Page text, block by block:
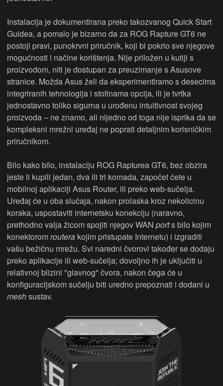
Instalacija je dokumentirana preko takozvanog Quick Start
Guidea, a pomalo je bizarno da za ROG Rapture GT6 ne
postoji pravi, punokrvni priručnik, koji bi pokrio sve njegove
mogućnosti i načine korištenja. Nije priložen u kutiji s
proizvodom, niti je dostupan za preuzimanje s Asusove
stranice. Možda Asus želi da eksperimentiramo s desecima
integriranih tehnologija i stotinama opcija, ili je tvrtka
jednostavno toliko sigurna u urođenu intuitivnost svojeg
proizvoda – ne znamo, ali nijedno od toga nije isprika da se
kompleksni mrežni uređaj ne poprati detaljnim korisničkim
priručnikom.
Bilo kako bilo, instalaciju ROG Rapturea GT6, bez obzira
jeste li kupili jedan, dva ili tri komada, započet ćete u
mobilnoj aplikaciji Asus Router, ili preko web-sučelja.
Uređaj će u oba slučaja, nakon prolaska kroz nekolicinu
koraka, uspostaviti internetsku konekciju (naravno,
prethodno valja žicom spojiti njegov WAN ports bilo kojim
konektoromroutera kojim pristupate Internetu) i izgraditi
vašu bežičnu mrežu. Svi naredni čvorovi također se dodaju
preko aplikacije ili web-sučelja; dovoljno ih je uključiti u
relativnoj blizini "glavnog" čvora, nakon čega će u
konfiguracijskom sučelju biti uredno prepoznati i dodani u
meshsustav.